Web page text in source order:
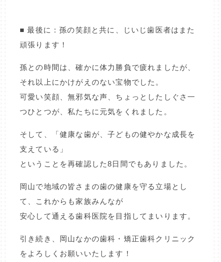
■ 最後に：孫の笑顔と共に、じいじ歯医者はまた
頑張ります！
孫との時間は、確かに体力勝負で疲れましたが、
それ以上にかけがえのない宝物でした。
可愛い笑顔、無邪気な声、ちょっとしたしぐさ一
つひとつが、私たちに元気をくれました。
そして、「健康な歯が、子どもの健やかな成長を
支えている」
ということを再確認した8日間でもありました。
岡山で地域の皆さまの歯の健康を守る立場とし
て、これからも家族みんなが
安心して通える歯科医院を目指してまいります。
引き続き、岡山なかの歯科・矯正歯科クリニック
をよろしくお願いいたします！